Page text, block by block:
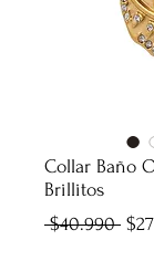
Collar Baño
Brillitos
$40.990